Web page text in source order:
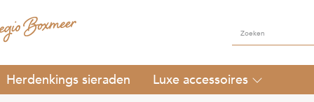
Herdenkings sieraden Luxe accessoires